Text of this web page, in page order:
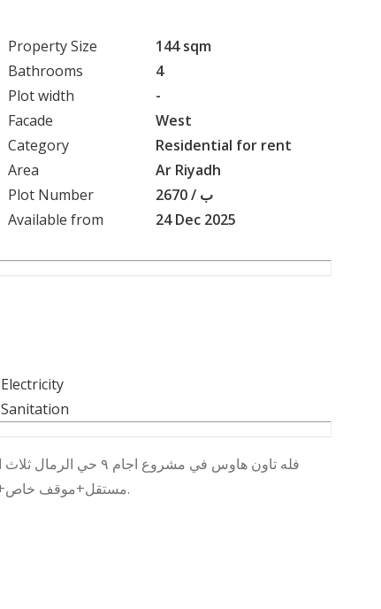
Property Size
144 sqm
Bathrooms
4
Plot width
-
Facade
West
Category
Residential for rent
Area
Ar Riyadh
Plot Number
2670 / ب
Available from 24 Dec 2025
Electricity
Sanitation
مستقل+موقف خاص+ العاب اطفال خاصه بالكامبواند وموزوده بكمرات داخليه وخارجيه.